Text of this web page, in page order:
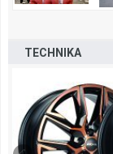
TECHNIKA